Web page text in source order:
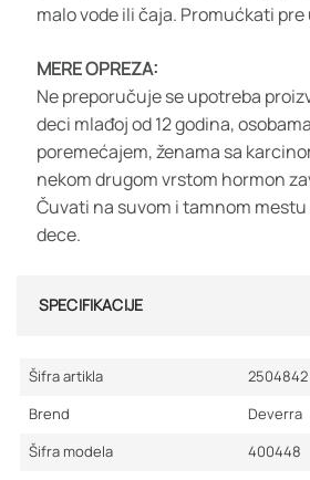
malo vode ili čaja. Promućkati
MERE OPREZA:
Ne preporučuje se upotreba
deci mlađoj od 12 godina,
poremećajem, ženama sa
nekom drugom vrstom hormon
Čuvati na suvom i tamnom
dece.
SPECIFIKACIJE
Šifra artikla
2504842
Brend
Deverra
Šifra modela
400448